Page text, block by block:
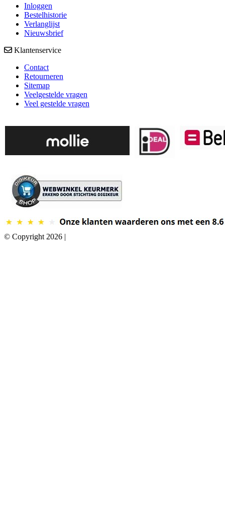
Inloggen
Bestelhistorie
Verlanglijst
Nieuwsbrief
Klantenservice
Contact
Retourneren
Sitemap
Veelgestelde vragen
Veel gestelde vragen
© Copyright 2026 |